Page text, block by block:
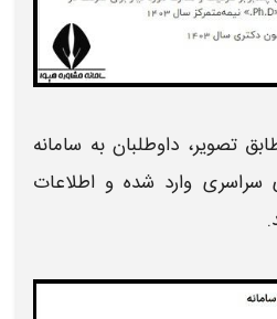
تصویر، داوطلبان به سامانه
سراسری وارد شده و اطلاعات